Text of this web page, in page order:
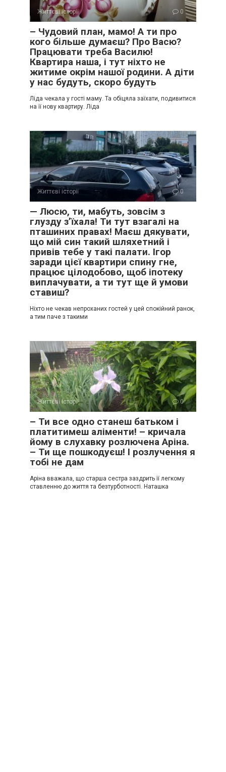
Життєві історії 0
– Чудовий план, мамо! А ти про
кого більше думаєш? Про Васю?
Працювати треба Василю!
Квартира наша, і тут ніхто не
житиме окрім нашої родини. А діти
у нас будуть, скоро будуть
Ліда чекала у гості маму. Та обіцяла заїхати, подивитися
на її нову квартиру. Ліда
Життєві історії 0
— Люсю, ти, мабуть, зовсім з
глузду з’їхала! Ти тут взагалі на
пташиних правах! Маєш дякувати,
що мій син такий шляхетний і
привів тебе у такі палати. Ігор
заради цієї квартири спину гне,
працює цілодобово, щоб іпотеку
виплачувати, а ти тут ще й умови
ставиш?
Ніхто не чекав непроханих гостей у цей спокійний ранок,
а тим паче з такими
Життєві історії 0
– Ти все одно станеш батьком і
платитимеш аліменти! – кричала
йому в слухавку розлючена Аріна.
– Ти ще пошкодуєш! І розлучення я
тобі не дам
Аріна вважала, що старша сестра заздрить її легкому
ставленню до життя та безтурботності. Наташка